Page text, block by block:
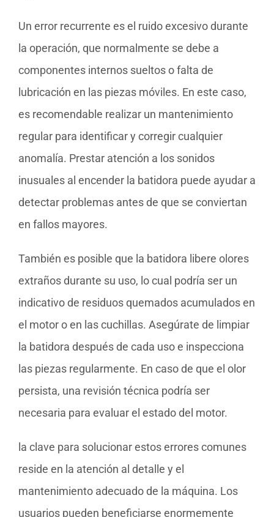
Un error recurrente es el ruido excesivo durante
la operación, que normalmente se debe a
componentes internos sueltos o falta de
lubricación en las piezas móviles. En este caso,
es recomendable realizar un mantenimiento
regular para identificar y corregir cualquier
anomalía. Prestar atención a los sonidos
inusuales al encender la batidora puede ayudar a
detectar problemas antes de que se conviertan
en fallos mayores.
También es posible que la batidora libere olores
extraños durante su uso, lo cual podría ser un
indicativo de residuos quemados acumulados en
el motor o en las cuchillas. Asegúrate de limpiar
la batidora después de cada uso e inspecciona
las piezas regularmente. En caso de que el olor
persista, una revisión técnica podría ser
necesaria para evaluar el estado del motor.
la clave para solucionar estos errores comunes
reside en la atención al detalle y el
mantenimiento adecuado de la máquina. Los
usuarios pueden beneficiarse enormemente